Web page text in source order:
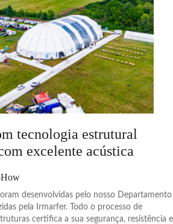
tecnologia estrutural
excelente acústica
desenvolvidas pelo nosso Departamento
pela Irmarfer. Todo o processo de
certifica a sua segurança, resistência e